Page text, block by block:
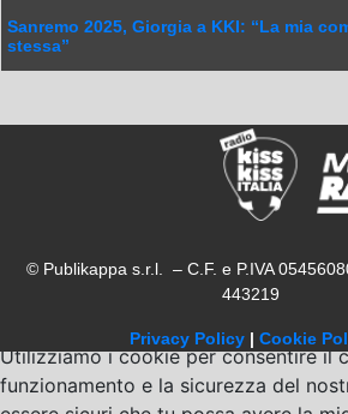
Sanremo 2025, Giorgia a KKI: “La mia
stessa”
© Publikappa s.r.l. – C.F. e P.IVA
443219
Privacy Policy | Cookie
Utilizziamo i cookie per consentire il
funzionamento e la sicurezza del